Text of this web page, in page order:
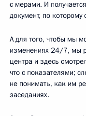
с мерами. И
документ, по
А для того, чтобы мы
изменениях 24/7, мы
центра и здесь
что с показателями;
не понимать, как им
заседаниях.